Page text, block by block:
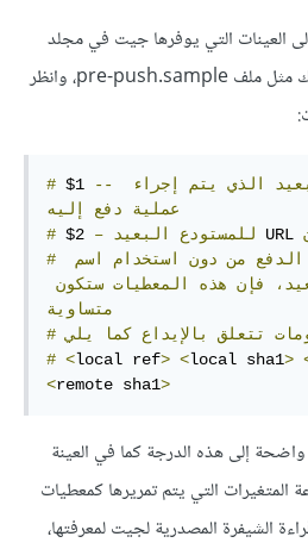
العينات التي يوفرها جيت في مجلد
‎.git/hooks‎ الخاص بمشروعك مثل ملف pre-push.sample، وانظر
# $1 -- الذي يتم
إجراء
عملية
دفع
إليه
# $2 – للمستودع البعيد URL
#
الدفع من دون استخدام
اسم
فإن هذه المعطيات ستكون
متساوية
#
تتعلق بالإيداع كما
يلي
# <local ref> <local sha1>
<remote sha1>
إلى هذه الدرجة كما في العينة
المتغيرات التي يتم تمريرها كمعطيات
الشيفرة المصدرية لجيت لمعرفتها،